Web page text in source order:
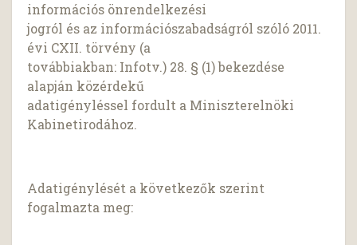
információs önrendelkezési
jogról és az információszabadságról szóló 2011.
évi CXII. törvény (a
továbbiakban: Infotv.) 28. § (1) bekezdése
alapján közérdekű
adatigényléssel fordult a Miniszterelnöki
Kabinetirodához.
Adatigénylését a következők szerint
fogalmazta meg: